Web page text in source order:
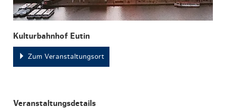
Kulturbahnhof Eutin
Zum Veranstaltungsort
Veranstaltungsdetails